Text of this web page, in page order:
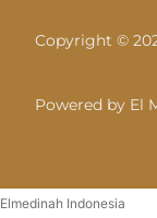
Copyright ©
Powered by El
Elmedinah Indonesia